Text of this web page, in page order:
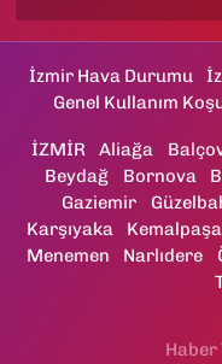
İzmir Hava Durumu
Genel Kullanım
İZMİR Aliağa
Beydağ
Bornova
Gaziemir
Karşıyaka
Kemalpaşa
Menemen
Narlıdere
Haber